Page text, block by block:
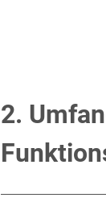
2.